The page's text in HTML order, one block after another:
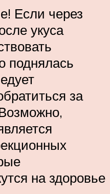
Если через
укуса
поднялась
за
на здоровье